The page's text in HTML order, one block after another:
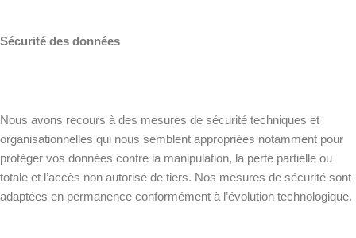
Sécurité des données
Nous avons recours à des mesures de sécurité techniques et
organisationnelles qui nous semblent appropriées notamment pour
protéger vos données contre la manipulation, la perte partielle ou
totale et l’accès non autorisé de tiers. Nos mesures de sécurité sont
adaptées en permanence conformément à l’évolution technologique.